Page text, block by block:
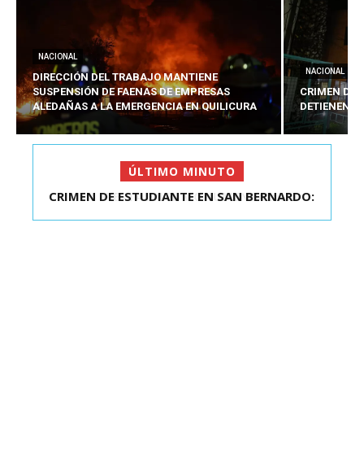
NACIONAL
DIRECCIÓN DEL TRABAJO MANTIENE
SUSPENSIÓN DE FAENAS DE EMPRESAS
ALEDAÑAS A LA EMERGENCIA EN QUILICURA
NACIONAL
CRIMEN DE
DETIENEN
ÚLTIMO MINUTO
FIESTA EN EL MONUMENTAL: LA